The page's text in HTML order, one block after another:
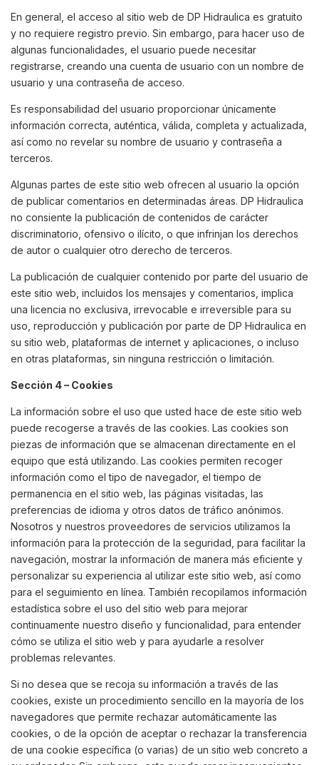
En general, el acceso al sitio web de DP Hidraulica es gratuito
y no requiere registro previo. Sin embargo, para hacer uso de
algunas funcionalidades, el usuario puede necesitar
registrarse, creando una cuenta de usuario con un nombre de
usuario y una contraseña de acceso.
Es responsabilidad del usuario proporcionar únicamente
información correcta, auténtica, válida, completa y actualizada,
así como no revelar su nombre de usuario y contraseña a
terceros.
Algunas partes de este sitio web ofrecen al usuario la opción
de publicar comentarios en determinadas áreas. DP Hidraulica
no consiente la publicación de contenidos de carácter
discriminatorio, ofensivo o ilícito, o que infrinjan los derechos
de autor o cualquier otro derecho de terceros.
La publicación de cualquier contenido por parte del usuario de
este sitio web, incluidos los mensajes y comentarios, implica
una licencia no exclusiva, irrevocable e irreversible para su
uso, reproducción y publicación por parte de DP Hidraulica en
su sitio web, plataformas de internet y aplicaciones, o incluso
en otras plataformas, sin ninguna restricción o limitación.
Sección 4 – Cookies
La información sobre el uso que usted hace de este sitio web
puede recogerse a través de las cookies. Las cookies son
piezas de información que se almacenan directamente en el
equipo que está utilizando. Las cookies permiten recoger
información como el tipo de navegador, el tiempo de
permanencia en el sitio web, las páginas visitadas, las
preferencias de idioma y otros datos de tráfico anónimos.
Nosotros y nuestros proveedores de servicios utilizamos la
información para la protección de la seguridad, para facilitar la
navegación, mostrar la información de manera más eficiente y
personalizar su experiencia al utilizar este sitio web, así como
para el seguimiento en línea. También recopilamos información
estadística sobre el uso del sitio web para mejorar
continuamente nuestro diseño y funcionalidad, para entender
cómo se utiliza el sitio web y para ayudarle a resolver
problemas relevantes.
Si no desea que se recoja su información a través de las
cookies, existe un procedimiento sencillo en la mayoría de los
navegadores que permite rechazar automáticamente las
cookies, o de la opción de aceptar o rechazar la transferencia
de una cookie específica (o varias) de un sitio web concreto a